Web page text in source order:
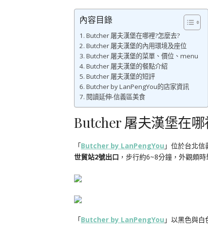
內容目錄
Butcher 屠夫漢堡在哪裡?怎麼去?
Butcher 屠夫漢堡的內用環境及座位
Butcher 屠夫漢堡的菜單、價位、menu
Butcher 屠夫漢堡的餐點介紹
Butcher 屠夫漢堡的短評
Butcher by LanPengYou的店家資訊
閱讀延伸-信義區美食
Butcher 屠夫漢堡在哪
「Butcher by LanPengYou 」位於台北
世貿站2號出口 ，步行約6~8分鐘，外觀頗
「Butcher by LanPengYou 」以黑色與